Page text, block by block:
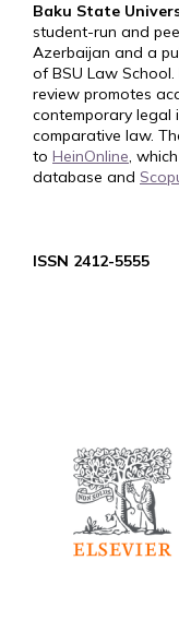
Baku State
student-run and
Azerbaijan and a
of BSU Law
review promotes
contemporary legal
comparative law.
to HeinOnline,
database and
ISSN 2412-5555